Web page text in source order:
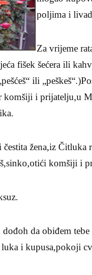
poljima i
Za vrijeme
fišek šećera ili
ili
komšiji i prijatelju,u
žena,iz
komšiji i
da obiđem
i kupusa,pokoji